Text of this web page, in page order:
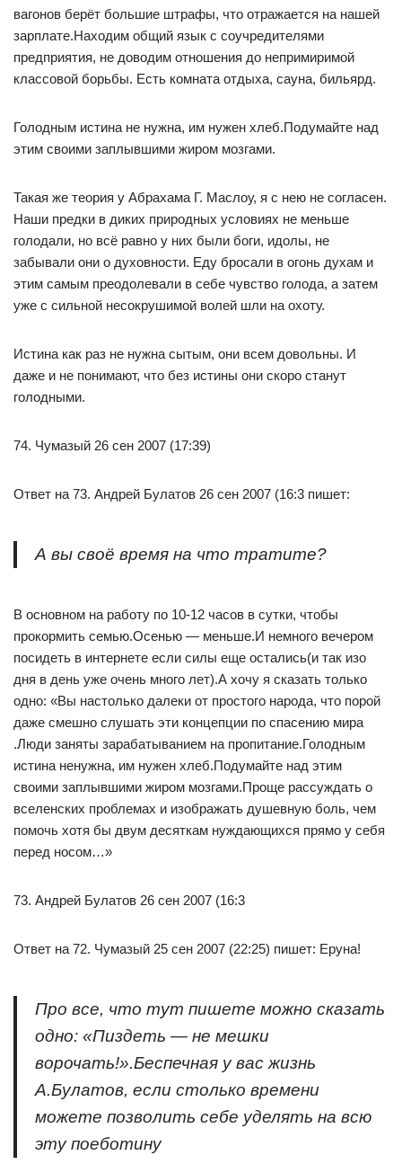
вагонов берёт большие штрафы, что отражается на нашей
зарплате.Находим общий язык с соучредителями
предприятия, не доводим отношения до непримиримой
классовой борьбы. Есть комната отдыха, сауна, бильярд.
Голодным истина не нужна, им нужен хлеб.Подумайте над
этим своими заплывшими жиром мозгами.
Такая же теория у Абрахама Г. Маслоу, я с нею не согласен.
Наши предки в диких природных условиях не меньше
голодали, но всё равно у них были боги, идолы, не
забывали они о духовности. Еду бросали в огонь духам и
этим самым преодолевали в себе чувство голода, а затем
уже с сильной несокрушимой волей шли на охоту.
Истина как раз не нужна сытым, они всем довольны. И
даже и не понимают, что без истины они скоро станут
голодными.
74. Чумазый 26 сен 2007 (17:39)
Ответ на 73. Андрей Булатов 26 сен 2007 (16:3 пишет:
А вы своё время на что тратите?
В основном на работу по 10-12 часов в сутки, чтобы
прокормить семью.Осенью — меньше.И немного вечером
посидеть в интернете если силы еще остались(и так изо
дня в день уже очень много лет).А хочу я сказать только
одно: «Вы настолько далеки от простого народа, что порой
даже смешно слушать эти концепции по спасению мира
.Люди заняты зарабатыванием на пропитание.Голодным
истина ненужна, им нужен хлеб.Подумайте над этим
своими заплывшими жиром мозгами.Проще рассуждать о
вселенских проблемах и изображать душевную боль, чем
помочь хотя бы двум десяткам нуждающихся прямо у себя
перед носом…»
73. Андрей Булатов 26 сен 2007 (16:3
Ответ на 72. Чумазый 25 сен 2007 (22:25) пишет: Еруна!
Про все, что тут пишете можно сказать
одно: «Пиздеть — не мешки
ворочать!».Беспечная у вас жизнь
А.Булатов, если столько времени
можете позволить себе уделять на всю
эту поеботину